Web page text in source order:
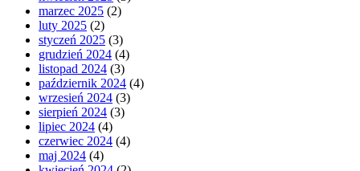
marzec 2025 (2)
luty 2025 (2)
styczeń 2025 (3)
grudzień 2024 (4)
listopad 2024 (3)
październik 2024 (4)
wrzesień 2024 (3)
sierpień 2024 (3)
lipiec 2024 (4)
czerwiec 2024 (4)
maj 2024 (4)